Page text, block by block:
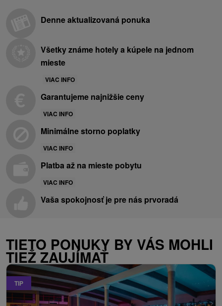
Denne aktualizovaná ponuka
Všetky známe hotely a kúpele na jednom
mieste
VIAC INFO
Garantujeme najnižšie ceny
VIAC INFO
Minimálne storno poplatky
VIAC INFO
Platba až na mieste pobytu
VIAC INFO
Vaša spokojnosť je pre nás prvoradá
TIETO PONUKY BY VÁS MOHLI
TIEŽ ZAUJÍMAŤ
TIP